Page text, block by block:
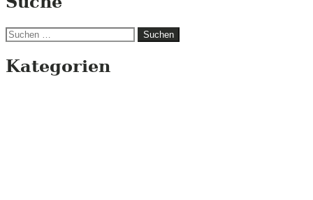
Suchen
Kategorien